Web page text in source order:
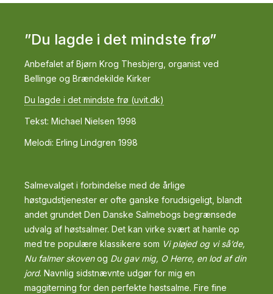
”Du lagde i det mindste frø”
Anbefalet af Bjørn Krog Thesbjerg, organist ved
Bellinge og Brændekilde Kirker
Du lagde i det mindste frø (uvit.dk)
Tekst: Michael Nielsen 1998
Melodi: Erling Lindgren 1998
Salmevalget i forbindelse med de årlige
høstgudstjenester er ofte ganske forudsigeligt, blandt
andet grundet Den Danske Salmebogs begrænsede
udvalg af høstsalmer. Det kan virke svært at hamle op
med tre populære klassikere som Vi pløjed og vi så’de,
Nu falmer skovenog Du gav mig, O Herre, en lod af din
jord. Navnlig sidstnævnte udgør for mig en
maggiterning for den perfekte høstsalme. Fire fine